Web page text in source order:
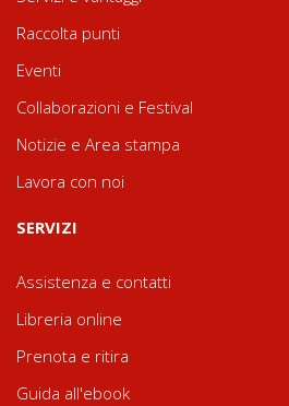
Raccolta punti
Eventi
Collaborazioni e Festival
Notizie e Area stampa
Lavora con noi
SERVIZI
Assistenza e contatti
Libreria online
Prenota e ritira
Guida all'ebook